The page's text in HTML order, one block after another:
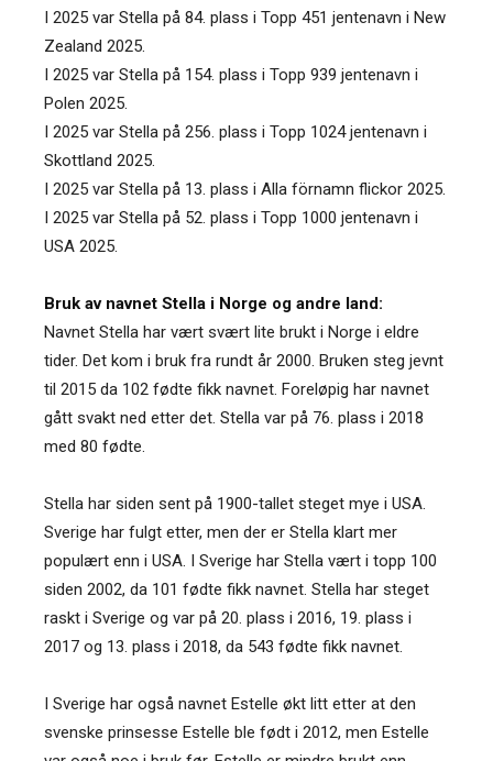
I 2025 var Stella på 84. plass i Topp 451 jentenavn i New
Zealand 2025.
I 2025 var Stella på 154. plass i Topp 939 jentenavn i
Polen 2025.
I 2025 var Stella på 256. plass i Topp 1024 jentenavn i
Skottland 2025.
I 2025 var Stella på 13. plass i Alla förnamn flickor 2025.
I 2025 var Stella på 52. plass i Topp 1000 jentenavn i
USA 2025.
Bruk av navnet Stella i Norge og andre land:
Navnet Stella har vært svært lite brukt i Norge i eldre
tider. Det kom i bruk fra rundt år 2000. Bruken steg jevnt
til 2015 da 102 fødte fikk navnet. Foreløpig har navnet
gått svakt ned etter det. Stella var på 76. plass i 2018
med 80 fødte.
Stella har siden sent på 1900-tallet steget mye i USA.
Sverige har fulgt etter, men der er Stella klart mer
populært enn i USA. I Sverige har Stella vært i topp 100
siden 2002, da 101 fødte fikk navnet. Stella har steget
raskt i Sverige og var på 20. plass i 2016, 19. plass i
2017 og 13. plass i 2018, da 543 fødte fikk navnet.
I Sverige har også navnet Estelle økt litt etter at den
svenske prinsesse Estelle ble født i 2012, men Estelle